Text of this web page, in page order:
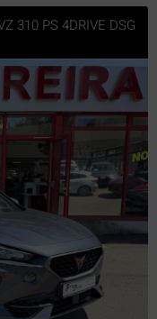
310 PS 4DRIVE DSG